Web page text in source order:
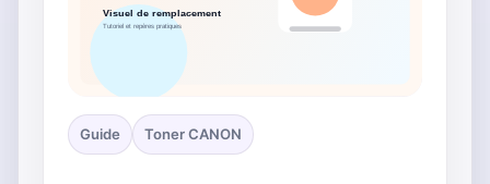
Guide Toner CANON